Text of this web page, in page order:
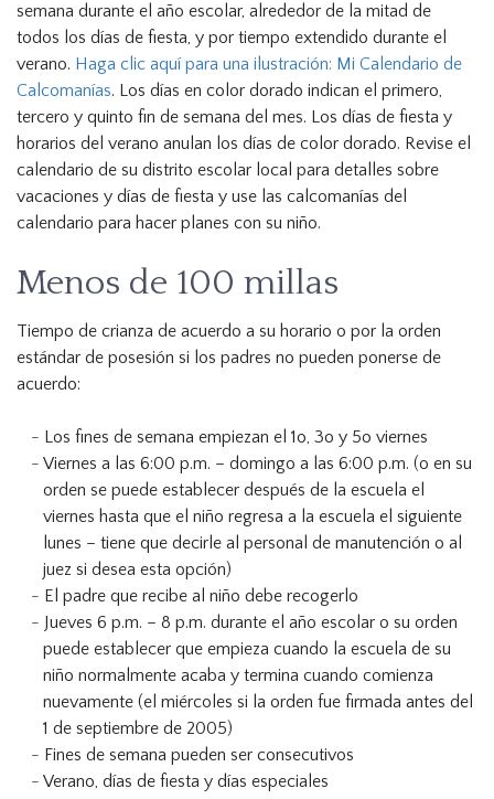
semana durante el año escolar, alrededor de la mitad de
todos los días de fiesta, y por tiempo extendido durante el
verano. Haga clic aquí para una ilustración: Mi Calendario de
Calcomanías. Los días en color dorado indican el primero,
tercero y quinto fin de semana del mes. Los días de fiesta y
horarios del verano anulan los días de color dorado. Revise el
calendario de su distrito escolar local para detalles sobre
vacaciones y días de fiesta y use las calcomanías del
calendario para hacer planes con su niño.
Menos de 100 millas
Tiempo de crianza de acuerdo a su horario o por la orden
estándar de posesión si los padres no pueden ponerse de
acuerdo:
Los fines de semana empiezan el 1o, 3o y 5o viernes
Viernes a las 6:00 p.m. – domingo a las 6:00 p.m. (o en su
orden se puede establecer después de la escuela el
viernes hasta que el niño regresa a la escuela el siguiente
lunes – tiene que decirle al personal de manutención o al
juez si desea esta opción)
El padre que recibe al niño debe recogerlo
Jueves 6 p.m. – 8 p.m. durante el año escolar o su orden
puede establecer que empieza cuando la escuela de su
niño normalmente acaba y termina cuando comienza
nuevamente (el miércoles si la orden fue firmada antes del
1 de septiembre de 2005)
Fines de semana pueden ser consecutivos
Verano, días de fiesta y días especiales